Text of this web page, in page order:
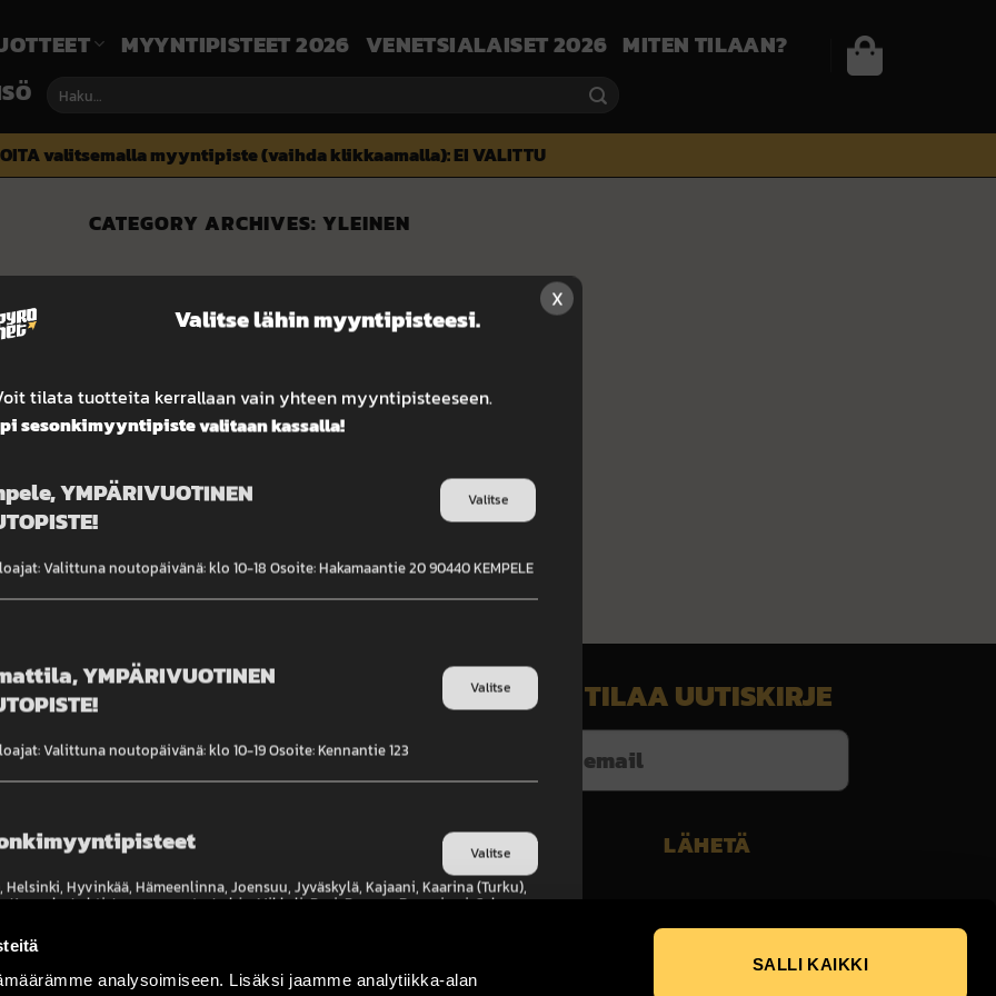
analysoimiseen. Lisäksi jaamme analytiikka-alan
SALLI KAIKKI
MYYNTIPISTEET 2026 VENETSIALAISET 2026 MITEN TILAAN?
valitsemalla myyntipiste (vaihda klikkaamalla):EI VALITTU
CATEGORY ARCHIVES:YLEINEN
Miten tilaan?
OMA TILI
Tilaukset
Omat tiedot
TIETOA
Usein kysytyt kysymykset
Tilaus- ja toimitusehdot
Tietosuojaseloste
(WhatsApp)
TILAA UUTISKIRJE
X
Valitse lähin myyntipisteesi.
tilata tuotteita kerrallaan vain yhteen myyntipisteeseen.
sesonkimyyntipiste valitaan kassalla!
YMPÄRIVUOTINEN
Valittuna noutopäivänä: klo 10-18 Osoite: Hakamaantie 20 90440 KEMPELE
Valitse
YMPÄRIVUOTINEN
Valittuna noutopäivänä: klo 10-19 Osoite: Kennantie 123
Valitse
Helsinki, Hyvinkää, Hämeenlinna, Joensuu, Jyväskylä, Kajaani, Kaarina (Turku),
Kouvola, Lahti, Lappeenranta, Lohja, Mikkeli, Pori, Porvoo, Rovaniemi, Salo,
Vaasa, Kuopio, Riihimäki, Raisio
Valitse